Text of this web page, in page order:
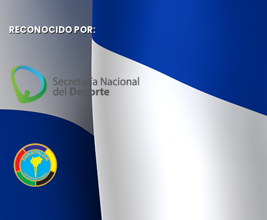
RECONOCIDO POR: